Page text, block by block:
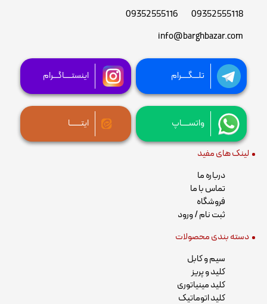
09352555118
09352555116
info@barghbazar.com
تلـــگــــرام اینستــــاگـــرام
واتســــاپ ایتــــــا
لینک های مفید
درباره ما
تماس با ما
فروشگاه
ثبت نام / ورود
دسته بندی محصولات
سیم و کابل
کلید و پریز
کلید مینیاتوری
کلید اتوماتیک